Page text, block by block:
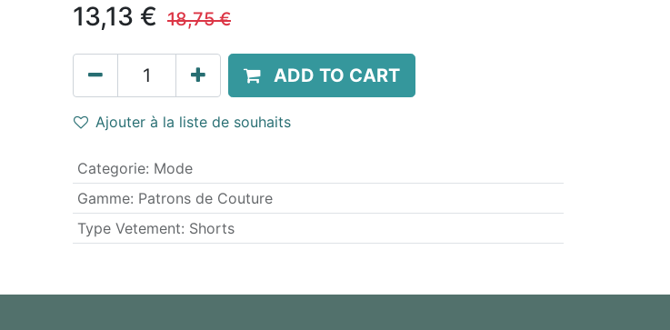
13,13 € 18,75€
ADD TO CART
Ajouter à la liste de souhaits
Categorie: Mode
Gamme: Patrons de Couture
Type Vetement: Shorts